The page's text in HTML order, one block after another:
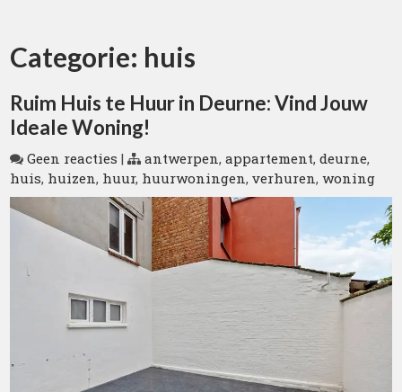
Categorie: huis
Ruim Huis te Huur in Deurne: Vind Jouw
Ideale Woning!
Geen reacties | antwerpen,appartement,deurne,
huis, huizen, huur, huurwoningen,verhuren,woning